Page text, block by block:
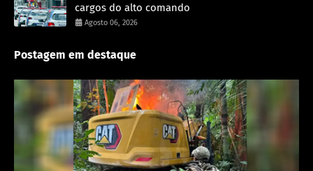
cargos do alto comando
Agosto 06, 2026
Postagem em destaque